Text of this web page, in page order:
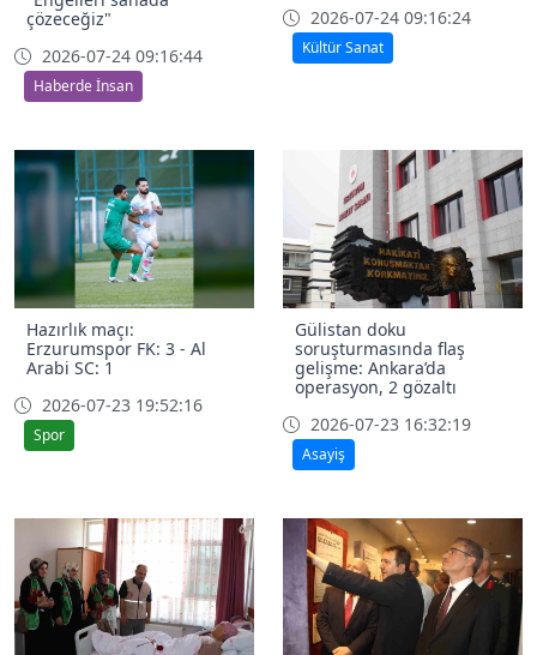
çözeceğiz"
2026-07-24 09:16:44
Haberde İnsan
2026-07-24 09:16:24
Kültür Sanat
Hazırlık maçı:
Erzurumspor FK: 3 - Al
Arabi SC: 1
2026-07-23 19:52:16
Spor
Gülistan doku
soruşturmasında flaş
gelişme: Ankara’da
operasyon, 2 gözaltı
2026-07-23 16:32:19
Asayiş